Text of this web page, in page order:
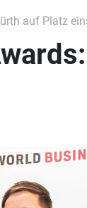
auf Platz